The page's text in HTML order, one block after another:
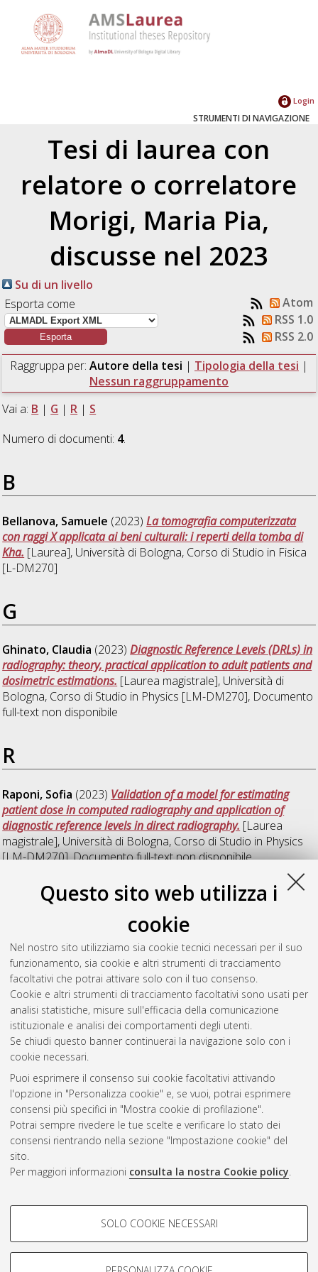
Questo sito web utilizza i
cookie
Nel nostro sito utilizziamo sia cookie tecnici necessari per il suo
funzionamento, sia cookie e altri strumenti di tracciamento
facoltativi che potrai attivare solo con il tuo consenso.
Cookie e altri strumenti di tracciamento facoltativi sono usati per
analisi statistiche, misure sull'efficacia della comunicazione
istituzionale e analisi dei comportamenti degli utenti.
Se chiudi questo banner continuerai la navigazione solo con i
cookie necessari.
Puoi esprimere il consenso sui cookie facoltativi attivando
l'opzione in "Personalizza cookie" e, se vuoi, potrai esprimere
consensi più specifici in "Mostra cookie di profilazione".
Potrai sempre rivedere le tue scelte e verificare lo stato dei
consensi rientrando nella sezione "Impostazione cookie" del
sito.
Per maggiori informazioni consulta la nostra Cookie policy.
COOKIE DI PROFILAZIONE -
Si tratta di cookie utilizzati per analizzare le caratteristiche della
navigazione degli utenti, creare profili in base al loro comportamento
SOLO COOKIE NECESSARI
Login
STRUMENTI DI NAVIGAZIONE
Tesi di laurea con
relatore o correlatore
Morigi, Maria Pia,
discusse nel 2023
Su di un livello
Esporta come
Atom
RSS 1.0
RSS 2.0
Raggruppa per: Autore della tesi | Tipologia della tesi |
Nessun raggruppamento
Vai a: B | G | R | S
Numero di documenti: 4.
B
Bellanova, Samuele (2023)La tomografia computerizzata
con raggi X applicata ai beni culturali: i reperti della tomba di
Kha. [Laurea], Università di Bologna, Corso di Studio in Fisica
[L-DM270]
G
Ghinato, Claudia (2023)Diagnostic Reference Levels (DRLs) in
radiography: theory, practical application to adult patients and
dosimetric estimations. [Laurea magistrale], Università di
Bologna, Corso di Studio in Physics [LM-DM270], Documento
full-text non disponibile
R
Raponi, Sofia (2023) Validation of a model for estimating
patient dose in computed radiography and application of
diagnostic reference levels in direct radiography. [Laurea
magistrale], Università di Bologna, Corso di Studio in Physics
[LM-DM270], Documento full-text non disponibile
audits in a medical physics department.[Laurea magistrale],
Università di Bologna, Corso di Studio in Physics [LM-DM270]
Documento full-text non disponibile
Questa lista e' stata generata ilThu Aug 6 09:17:50 2026
CEST
Atom
Rss 1.0
Rss 2.0
AMS Laurea
Impostazioni Cookie
Informativa sulla privacy
Condizioni d’uso del sito